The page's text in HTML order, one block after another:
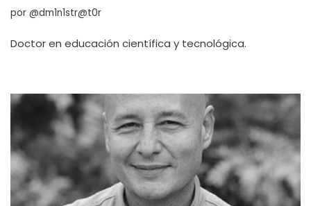
por @dm1n1str@t0r
Doctor en educación científica y tecnológica.